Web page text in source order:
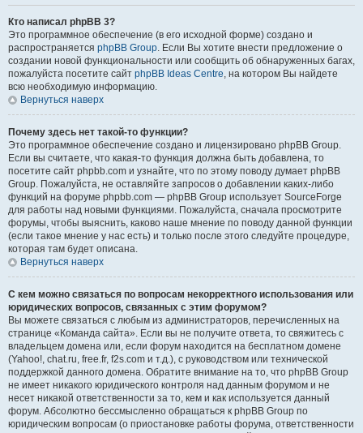
Кто написал phpBB 3?
Это программное обеспечение (в его исходной форме) создано и
распространяется phpBB Group. Если Вы хотите внести предложение о
создании новой функциональности или сообщить об обнаруженных багах,
пожалуйста посетите сайт phpBB Ideas Centre, на котором Вы найдете
всю необходимую информацию.
Вернуться наверх
Почему здесь нет такой-то функции?
Это программное обеспечение создано и лицензировано phpBB Group.
Если вы считаете, что какая-то функция должна быть добавлена, то
посетите сайт phpbb.com и узнайте, что по этому поводу думает phpBB
Group. Пожалуйста, не оставляйте запросов о добавлении каких-либо
функций на форуме phpbb.com — phpBB Group использует SourceForge
для работы над новыми функциями. Пожалуйста, сначала просмотрите
форумы, чтобы выяснить, каково наше мнение по поводу данной функции
(если такое мнение у нас есть) и только после этого следуйте процедуре,
которая там будет описана.
Вернуться наверх
С кем можно связаться по вопросам некорректного использования или
юридических вопросов, связанных с этим форумом?
Вы можете связаться с любым из администраторов, перечисленных на
странице «Команда сайта». Если вы не получите ответа, то свяжитесь с
владельцем домена или, если форум находится на бесплатном домене
(Yahoo!, chat.ru, free.fr, f2s.com и т.д.), с руководством или технической
поддержкой данного домена. Обратите внимание на то, что phpBB Group
не имеет никакого юридического контроля над данным форумом и не
несет никакой ответственности за то, кем и как используется данный
форум. Абсолютно бессмысленно обращаться к phpBB Group по
юридическим вопросам (о приостановке работы форума, ответственности